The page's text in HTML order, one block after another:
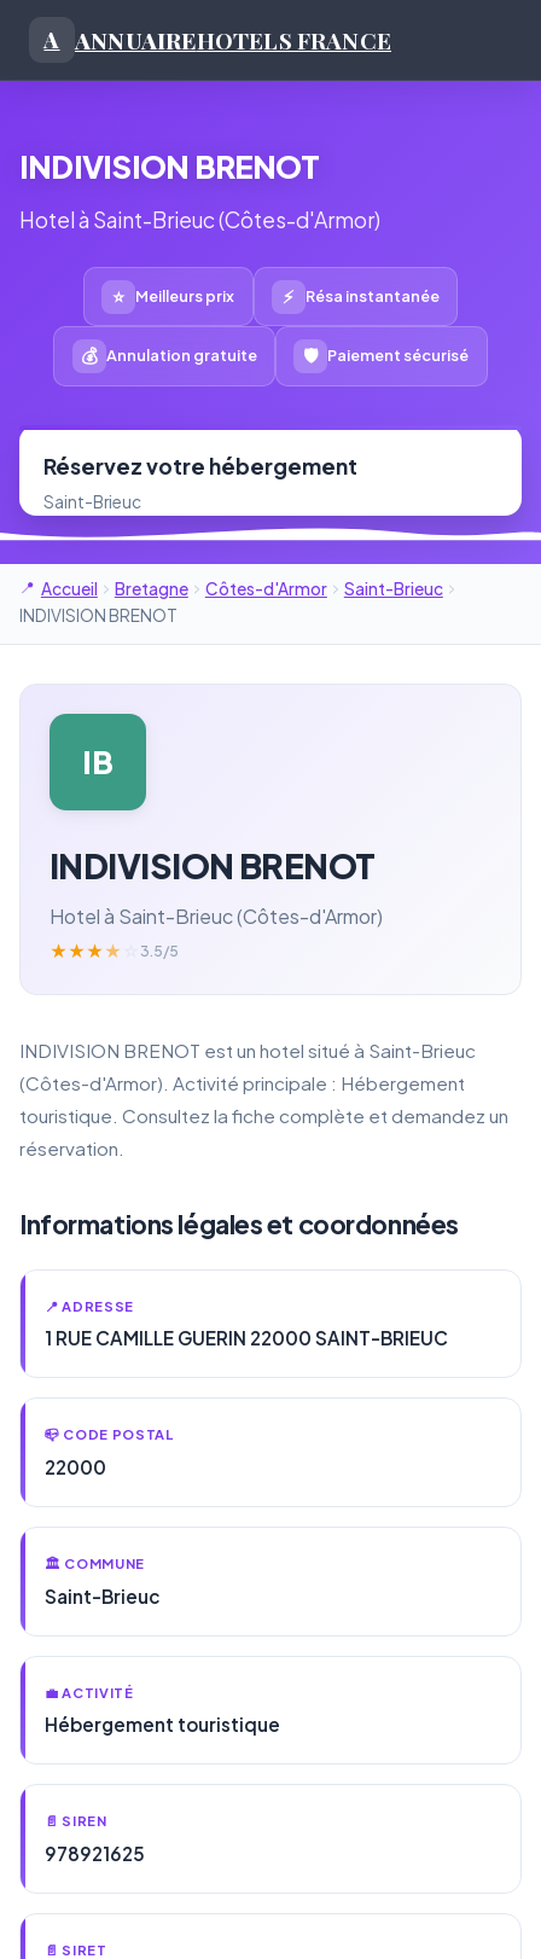
A ANNUAIREHOTELS FRANCE
INDIVISION BRENOT
Hotel à Saint-Brieuc (Côtes-d'Armor)
⭐ Meilleurs prix ⚡ Résa instantanée
💰 Annulation gratuite 🛡 Paiement sécurisé
Réservez votre hébergement
Saint-Brieuc
Accueil Bretagne Côtes-d'Armor
Saint-Brieuc
INDIVISION BRENOT
IB
INDIVISION BRENOT
Hotel à Saint-Brieuc (Côtes-d'Armor)
★★★★ 3.5/5
INDIVISION BRENOT est un hotel situé à Saint-Brieuc
(Côtes-d'Armor). Activité principale : Hébergement
touristique. Consultez la fiche complète et demandez un
réservation.
Informations légales et coordonnées
📍 ADRESSE
1 RUE CAMILLE GUERIN 22000 SAINT-BRIEUC
📪 CODE POSTAL
22000
🏛️ COMMUNE
Saint-Brieuc
💼 ACTIVITÉ
Hébergement touristique
📄 SIREN
978921625
📄 SIRET